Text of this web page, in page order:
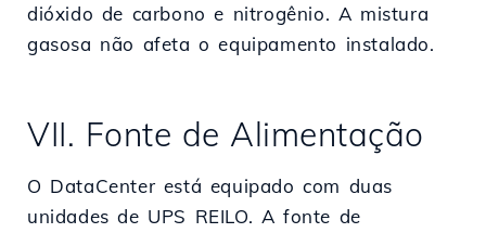
dióxido de carbono e nitrogênio. A mistura
gasosa não afeta o equipamento instalado.
VII. Fonte de Alimentação
O DataCenter está equipado com duas
unidades de UPS REILO. A fonte de